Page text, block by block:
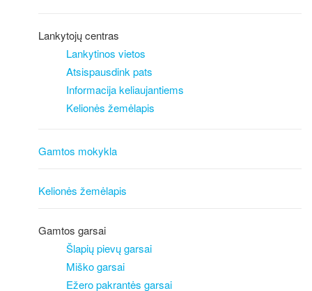
Lankytojų centras
Lankytinos vietos
Atsispausdink pats
Informacija keliaujantiems
Kelionės žemėlapis
Gamtos mokykla
Kelionės žemėlapis
Gamtos garsai
Šlapių pievų garsai
Miško garsai
Ežero pakrantės garsai